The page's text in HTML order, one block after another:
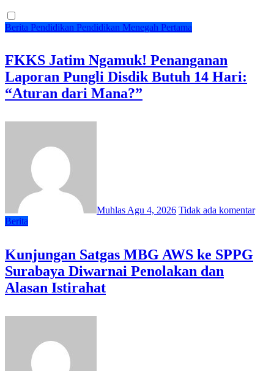
Berita Pendidikan Pendidikan Menegah Pertama
FKKS Jatim Ngamuk! Penanganan
Laporan Pungli Disdik Butuh 14 Hari:
“Aturan dari Mana?”
Muhlas Agu 4, 2026 Tidak ada komentar
Berita
Kunjungan Satgas MBG AWS ke SPPG
Surabaya Diwarnai Penolakan dan
Alasan Istirahat